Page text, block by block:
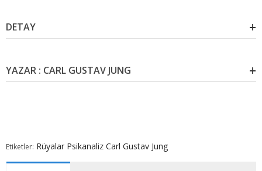
DETAY
YAZAR : CARL GUSTAV JUNG
Etiketler: Rüyalar Psikanaliz Carl Gustav Jung